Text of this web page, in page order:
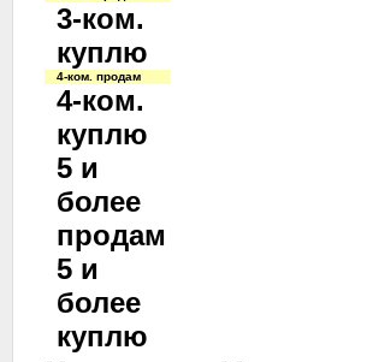
3-ком.
куплю
4-ком. продам
4-ком.
куплю
5 и
более
продам
5 и
более
куплю